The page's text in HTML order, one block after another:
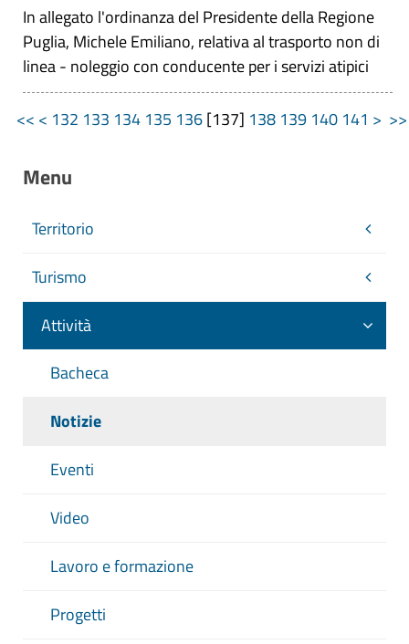
In allegato l'ordinanza del Presidente della Regione
Puglia, Michele Emiliano, relativa al trasporto non di
linea - noleggio con conducente per i servizi atipici
<< < 132 133 134 135 136[137] 138 139 140 141 >
Menu
Territorio
Turismo
Attività
Bacheca
Notizie
Eventi
Video
Lavoro e formazione
Progetti